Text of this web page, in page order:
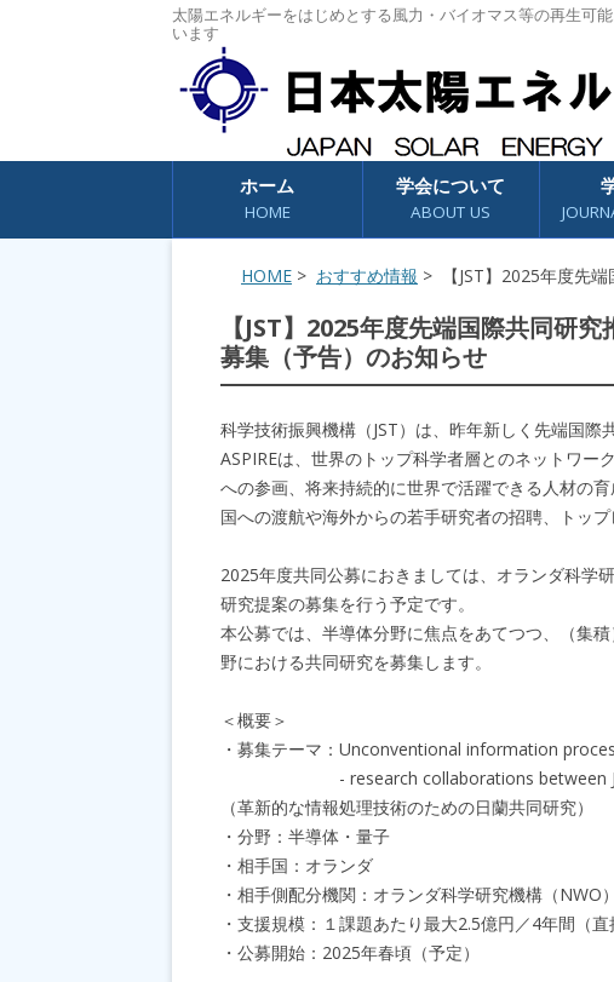
太陽エネルギーをはじめとする風力・バイオマス等の再生可
います
コンテンツへスキップ
ホーム
HOME
学会について
ABOUT US
HOME > おすすめ情報 > 【JST】2025年度先
【JST】2025年度先端国際共同研
募集（予告）のお知らせ
科学技術振興機構（JST）は、昨年新しく先端国際
ASPIREは、世界のトップ科学者層とのネットワー
への参画、将来持続的に世界で活躍できる人材の
国への渡航や海外からの若手研究者の招聘、トッ
2025年度共同公募におきましては、オランダ科学
研究提案の募集を行う予定です。
本公募では、半導体分野に焦点をあてつつ、（集
野における共同研究を募集します。
＜概要＞
・募集テーマ：Unconventional information
- research collaborations between
（革新的な情報処理技術のための日蘭共同研究）
・分野：半導体・量子
・相手国：オランダ
・相手側配分機関：オランダ科学研究機構（NWO）
・支援規模：１課題あたり最大2.5億円／4年間（
・公募開始：2025年春頃（予定）